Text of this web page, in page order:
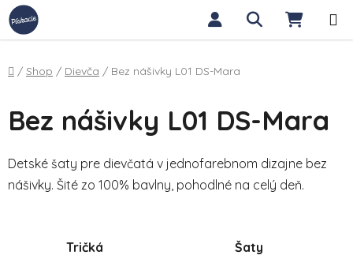
Prejsť na obsah Hľadať
Domov
/ Shop / Dievča / Bez nášivky L01 DS-Mara
Bez nášivky L01 DS-Mara
Detské šaty pre dievčatá v jednofarebnom dizajne bez
nášivky. Šité zo 100% bavlny, pohodlné na celý deň.
Tričká Šaty